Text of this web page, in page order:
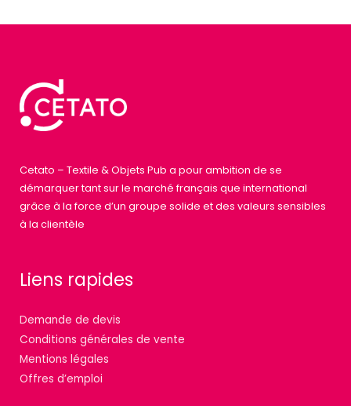
Cetato – Textile & Objets Pub a pour ambition de se
démarquer tant sur le marché français que international
grâce à la force d’un groupe solide et des valeurs sensibles
à la clientèle
Liens rapides
Demande de devis
Conditions générales de vente
Mentions légales
Offres d’emploi